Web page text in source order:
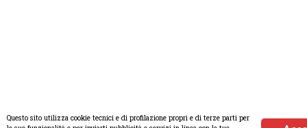
Questo sito utilizza cookie tecnici e di profilazione propri e di terze parti per